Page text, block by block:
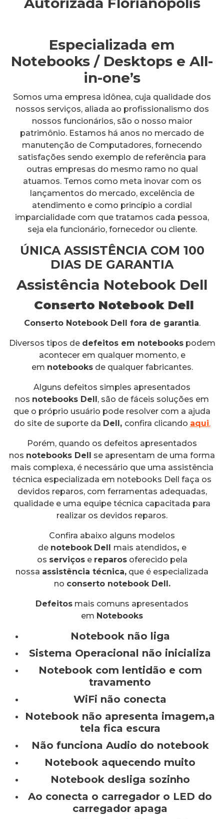
Especializada em
Notebooks / Desktops e All-
in-one’s
Somos uma empresa idônea, cuja qualidade dos
nossos serviços, aliada ao profissionalismo dos
nossos funcionários, são o nosso maior
patrimônio. Estamos há anos no mercado de
manutenção de Computadores, fornecendo
satisfações sendo exemplo de referência para
outras empresas do mesmo ramo no qual
atuamos. Temos como meta inovar com os
lançamentos do mercado, excelência de
atendimento e como princípio a cordial
imparcialidade com que tratamos cada pessoa,
seja ela funcionário, fornecedor ou cliente.
ÚNICA ASSISTÊNCIA COM 100
DIAS DE GARANTIA
Assistência Notebook Dell
Conserto Notebook Dell
Conserto Notebook Dell fora de garantia.
Diversos tipos de defeitos em notebookspodem
acontecer em qualquer momento, e
em notebooksde qualquer fabricantes.
Alguns defeitos simples apresentados
nos notebooks Dell, são de fáceis soluções em
que o próprio usuário pode resolver com a ajuda
do site de suporte da Dell, confira clicando aqui.
Porém, quando os defeitos apresentados
nos notebooks Dell se apresentam de uma forma
mais complexa, é necessário que uma assistência
técnica especializada em notebooks Dell faça os
devidos reparos, com ferramentas adequadas,
qualidade e uma equipe técnica capacitada para
realizar os devidos reparos.
Confira abaixo alguns modelos
de notebook Dell mais atendidos, e
os serviçose reparosoferecido pela
nossa assistência técnica, que é especializada
no conserto notebook Dell.
Defeitos mais comuns apresentados
em Notebooks
Notebook não liga
Sistema Operacional não inicializa
Notebook com lentidão e com
travamento
WiFi não conecta
Notebook não apresenta imagem,a
tela fica escura
Não funciona Audio do notebook
Notebook aquecendo muito
Notebook desliga sozinho
Ao conecta o carregador o LED do
carregador apaga